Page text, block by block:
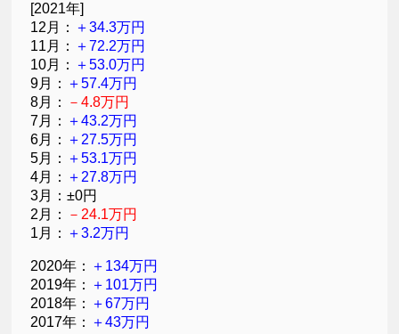
[2021年]
12月： ＋34.3万円
11月： ＋72.2万円
10月： ＋53.0万円
9月： ＋57.4万円
8月：
－4.8万円
7月： ＋43.2万円
6月： ＋27.5万円
5月： ＋53.1万円
4月： ＋27.8万円
3月：±0円
2月：
－24.1万円
1月： ＋3.2万円
2020年： ＋134万円
2019年： ＋101万円
2018年： ＋67万円
2017年： ＋43万円